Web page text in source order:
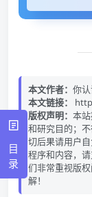
本文作者： 你
本文链接：
版权声明： 本
和研究目的；
切后果请用户
程序和内容，
们非常重视版
解！
目
录